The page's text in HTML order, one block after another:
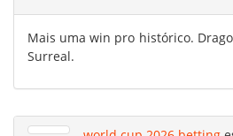
Mais uma win pro histórico.
Surreal.